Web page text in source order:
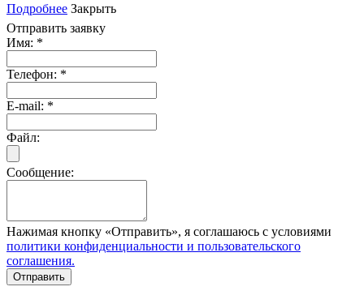
Подробнее Закрыть
Отправить заявку
Имя: *
Телефон: *
E-mail: *
Файл:
Сообщение:
Нажимая кнопку «Отправить», я соглашаюсь с условиями
политики конфиденциальности и пользовательского
соглашения.
Отправить